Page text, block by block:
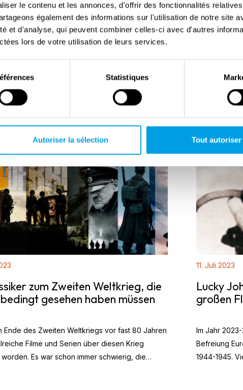
le contenu et les annonces, d'offrir des fonctionnalités
également des informations sur l'utilisation de notre site
et d'analyse, qui peuvent combiner celles-ci avec d'autres
lors de votre utilisation de leurs services.
Statistiques
Autoriser la sélection Tout autoriser
2023
1944
Bedingungen an der FrontIm November 1944,
Schlacht an der Schelde, übernahm die 1.
2. britischen Armee. Damit verlängerte sich die
18. Oktober
von
Januar
Nach der
das Trio
Goetzman
seine neue
zum Zweiten Weltkrieg, die
gesehen haben müssen
Ende des Zweiten Weltkriegs vor fast 80 Jahren
Filme und Serien über diesen Krieg
Es war schon immer schwierig, die
11. Juli 2023
Lucky
großen
Im Jahr
Befreiung
1944-1945.
befreit.